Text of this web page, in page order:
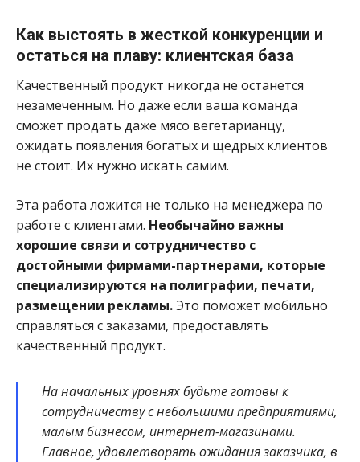
Как выстоять в жесткой конкуренции и
остаться на плаву: клиентская база
Качественный продукт никогда не останется
незамеченным. Но даже если ваша команда
сможет продать даже мясо вегетарианцу,
ожидать появления богатых и щедрых клиентов
не стоит. Их нужно искать самим.
Эта работа ложится не только на менеджера по
работе с клиентами. Необычайно важны
хорошие связи и сотрудничество с
достойными фирмами-партнерами, которые
специализируются на полиграфии, печати,
размещении рекламы.Это поможет мобильно
справляться с заказами, предоставлять
качественный продукт.
На начальных уровнях будьте готовы к
сотрудничеству с небольшими предприятиями,
малым бизнесом, интернет-магазинами.
Главное, удовлетворять ожидания заказчика, в